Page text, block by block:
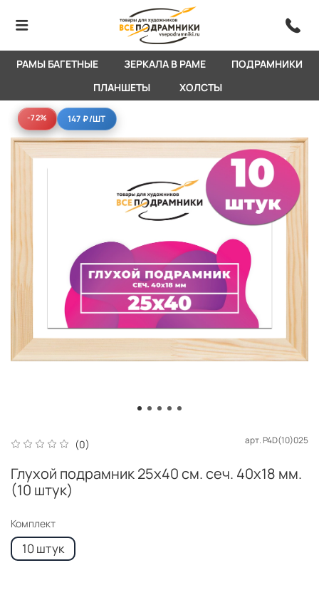
РАМЫ БАГЕТНЫЕ ЗЕРКАЛА В РАМЕ
ПОДРАМНИКИ
ПЛАНШЕТЫ
ХОЛСТЫ
-72%
-72% 147 ₽/ШТ
(0) арт.P4D(10)025
Глухой подрамник 25x40 см. сеч. 40х18 мм.
(10 штук)
Комплект
10 штук